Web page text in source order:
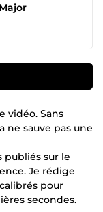
vidéo. Sans
ne sauve pas une
publiés sur le
Je rédige
pour
secondes.